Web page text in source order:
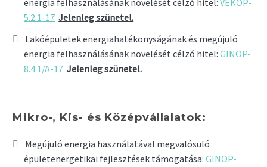
5.2.1-17 Jelenleg szünetel.
Lakóépületek energiahatékonyságának és megújuló
energia felhasználásának növelését célzó hitel:GINOP-
8.4.1/A-17 Jelenleg szünetel.
Mikro-, Kis- és Középvállalatok:
Megújuló energia használatával megvalósuló
épületenergetikai fejlesztések támogatása:GINOP-